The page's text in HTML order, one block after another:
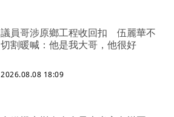
議員哥涉原鄉工程收回扣 伍麗華不
切割暖喊：他是我大哥，他很好
2026.08.08 18:09